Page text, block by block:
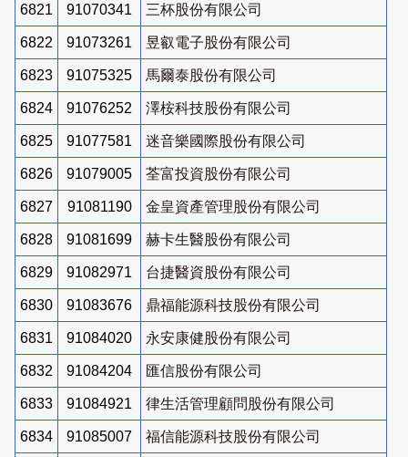
6821 91070341 三杯股份有限公司
6822 91073261 昱叡電子股份有限公司
6823 91075325 馬爾泰股份有限公司
6824 91076252 澤桉科技股份有限公司
6825 91077581 迷音樂國際股份有限公司
6826 91079005 荃富投資股份有限公司
6827 91081190 金皇資產管理股份有限公司
6828 91081699 赫卡生醫股份有限公司
6829 91082971 台捷醫資股份有限公司
6830 91083676 鼎福能源科技股份有限公司
6831 91084020 永安康健股份有限公司
6832 91084204 匯信股份有限公司
6833 91084921 律生活管理顧問股份有限公司
6834 91085007 福信能源科技股份有限公司